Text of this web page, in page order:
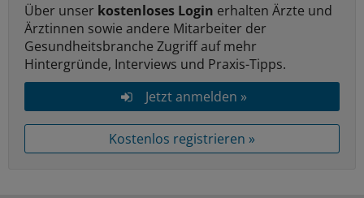
Über unser kostenloses Login erhalten Ärzte und
Ärztinnen sowie andere Mitarbeiter der
Gesundheitsbranche Zugriff auf mehr
Hintergründe, Interviews und Praxis-Tipps.
Jetzt anmelden »
Kostenlos registrieren »